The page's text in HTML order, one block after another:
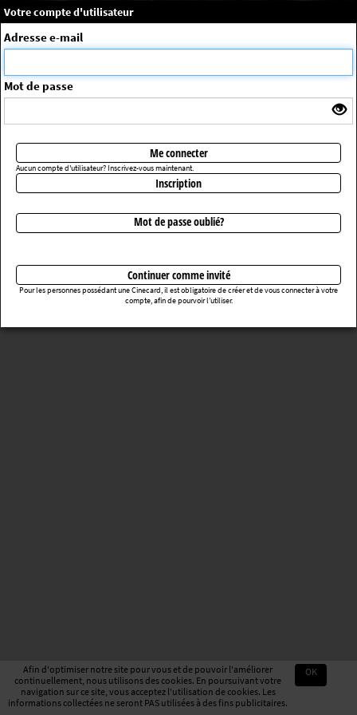
Afin d'optimiser notre site pour vous et de pouvoir l'améliorer
continuellement, nous utilisons des cookies. En poursuivant votre
navigation sur ce site, vous acceptez l'utilisation de cookies. Les
informations collectées ne seront PAS utilisées à des fins publicitaires.
OK
Message système
La séance choisie n'a pas été trouvée
Votre compte d'utilisateur
Adresse e-mail
Mot de passe
Me connecter
Aucun compte d'utilisateur? Inscrivez-vous maintenant.
Inscription
Mot de passe oublié?
Continuer comme invité
Pour les personnes possédant une Cinecard, il est obligatoire de créer et de vous connecter à votre
compte, afin de pourvoir l’utiliser.